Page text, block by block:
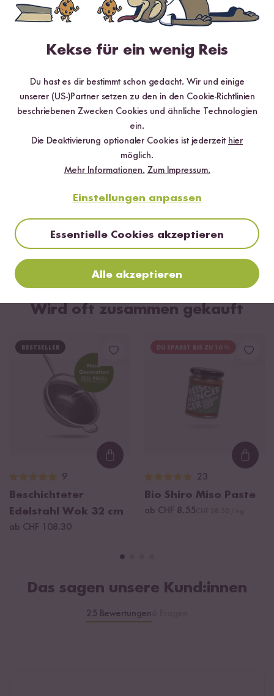
Das kannst du damit kochen!
30 min Vegetarisch
Gebratene Nudeln im Wok
Wird oft zusammen gekauft
BESTSELLER
Loading...
9
Beschichteter
Edelstahl Wok 32 cm
ab CHF 108.30
DU SPARST BIS ZU 10 %
23
Bio Shiro Miso Paste
ab CHF 8.55
Das sagen unsere Kund:innen
25 Bewertungen
Kekse für ein wenig Reis
Du hast es dir bestimmt schon gedacht. Wir und einige
unserer (US-)Partner setzen zu den in den Cookie-Richtlinien
beschriebenen Zwecken Cookies und ähnliche Technologien
ein.
Die Deaktivierung optionaler Cookies ist jederzeit hier
möglich.
Mehr Informationen. Zum Impressum.
Einstellungen anpassen
Essentielle Cookies akzeptieren
Alle akzeptieren